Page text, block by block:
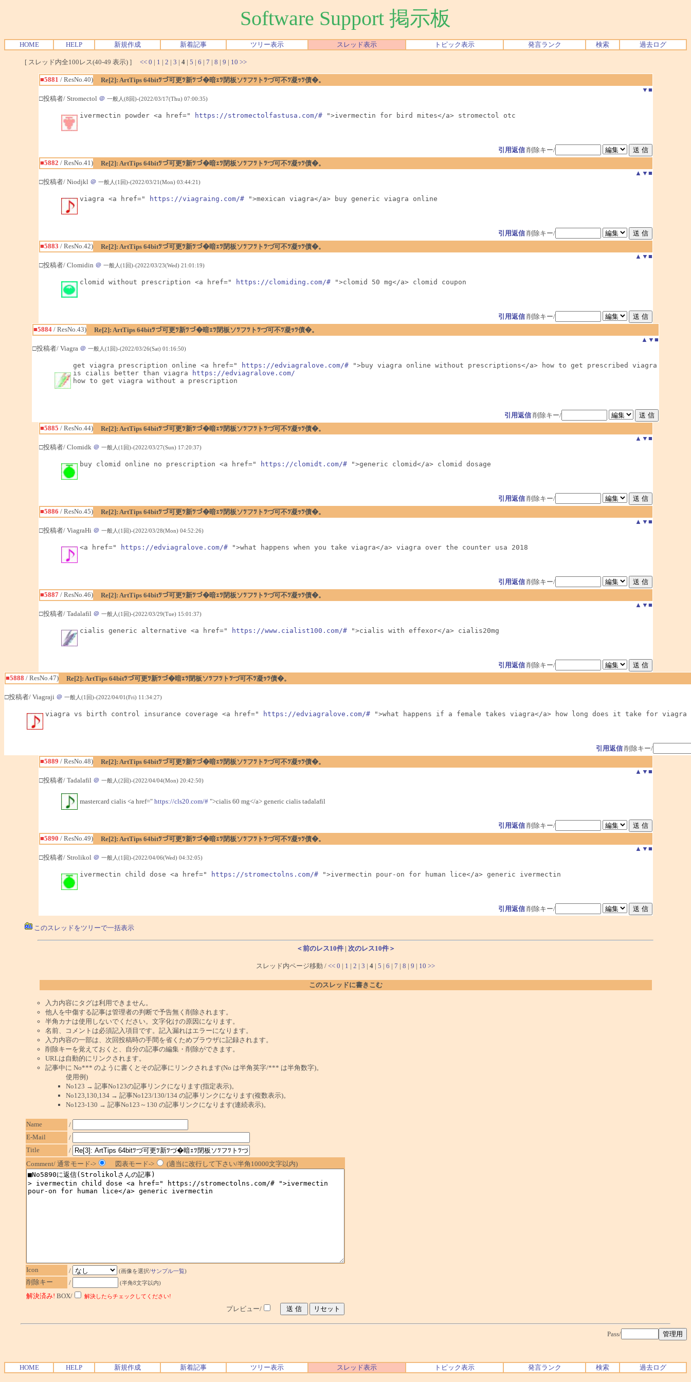
Software Support 掲示板
HOME HELP 新規作成 新着記事 ツリー表示 スレッド表示 トピック表示 発言ランク 検索 過去ログ
[ スレッド内全100レス(40-49 表示) ] << 0 | 1 | 2 | 3 | 4 | 5 | 6 | 7 | 8 | 9 | 10 >>
■5881 / ResNo.40)
Re[2]: ArtTips 64bitﾂづ可更ﾂ新ﾂづ�暗ｪﾂ閉板ソﾂフﾂトﾂづ可不ﾂ凝ｯﾂ債�。
▼ ■
□投稿者/ Stromectol ＠ 一般人(8回)-(2022/03/17(Thu) 07:00:35)
ivermectin powder <a href=" https://stromectolfastusa.com/# ">ivermectin for bird mites</a> stromectol otc
引用返信 削除キー/
■5882 / ResNo.41)
Re[2]: ArtTips 64bitﾂづ可更ﾂ新ﾂづ�暗ｪﾂ閉板ソﾂフﾂトﾂづ可不ﾂ凝ｯﾂ債�。
▲ ▼ ■
□投稿者/ Niodjkl ＠ 一般人(1回)-(2022/03/21(Mon) 03:44:21)
viagra <a href=" https://viagraing.com/# ">mexican viagra</a> buy generic viagra online
引用返信 削除キー/
■5883 / ResNo.42)
Re[2]: ArtTips 64bitﾂづ可更ﾂ新ﾂづ�暗ｪﾂ閉板ソﾂフﾂトﾂづ可不ﾂ凝ｯﾂ債�。
▲ ▼ ■
□投稿者/ Clomidin ＠ 一般人(1回)-(2022/03/23(Wed) 21:01:19)
clomid without prescription <a href=" https://clomiding.com/# ">clomid 50 mg</a> clomid coupon
引用返信 削除キー/
■5884 / ResNo.43)
Re[2]: ArtTips 64bitﾂづ可更ﾂ新ﾂづ�暗ｪﾂ閉板ソﾂフﾂトﾂづ可不ﾂ凝ｯﾂ債�。
▲ ▼ ■
□投稿者/ Viagra ＠ 一般人(1回)-(2022/03/26(Sat) 01:16:50)
get viagra prescription online <a href=" https://edviagralove.com/# ">buy viagra online without prescriptions</a> how to get prescribed viagra
is cialis better than viagra
https://edviagralove.com/
how to get viagra without a prescription
引用返信 削除キー/
■5885 / ResNo.44)
Re[2]: ArtTips 64bitﾂづ可更ﾂ新ﾂづ�暗ｪﾂ閉板ソﾂフﾂトﾂづ可不ﾂ凝ｯﾂ債�。
▲ ▼ ■
□投稿者/ Clomidk ＠ 一般人(1回)-(2022/03/27(Sun) 17:20:37)
buy clomid online no prescription <a href=" https://clomidt.com/# ">generic clomid</a> clomid dosage
引用返信 削除キー/
■5886 / ResNo.45)
Re[2]: ArtTips 64bitﾂづ可更ﾂ新ﾂづ�暗ｪﾂ閉板ソﾂフﾂトﾂづ可不ﾂ凝ｯﾂ債�。
▲ ▼ ■
□投稿者/ ViagraHi ＠ 一般人(1回)-(2022/03/28(Mon) 04:52:26)
<a href=" https://edviagralove.com/# ">what happens when you take viagra</a> viagra over the counter usa 2018
引用返信 削除キー/
■5887/ ResNo.46)
Re[2]: ArtTips 64bitﾂづ可更ﾂ新ﾂづ�暗ｪﾂ閉板ソﾂフﾂトﾂづ可不ﾂ凝ｯﾂ債�。
▲ ▼ ■
□投稿者/ Tadalafil ＠ 一般人(1回)-(2022/03/29(Tue) 15:01:37)
cialis generic alternative <a href=" https://www.cialist100.com/# ">cialis with effexor</a> cialis20mg
引用返信 削除キー/
■5888 / ResNo.47) Re[2]: ArtTips 64bitﾂづ可更ﾂ新ﾂづ�暗ｪﾂ閉板ソﾂフﾂトﾂづ可不ﾂ凝ｯﾂ債�。
□投稿者/ Viagraji ＠ 一般人(1回)-(2022/04/01(Fri) 11:34:27)
viagra vs birth control insurance coverage <a href=" https://edviagralove.com/# ">what happens if a female takes viagra</a> how long does it take for
引用返信 削除キー/
■5889 / ResNo.48)
Re[2]: ArtTips 64bitﾂづ可更ﾂ新ﾂづ�暗ｪﾂ閉板ソﾂフﾂトﾂづ可不ﾂ凝ｯﾂ債�。
▲ ▼ ■
□投稿者/ Tadalafil ＠ 一般人(2回)-(2022/04/04(Mon) 20:42:50)
mastercard cialis <a href=" https://cls20.com/#">cialis 60 mg</a> generic cialis tadalafil
引用返信 削除キー/
■5890 / ResNo.49)
Re[2]: ArtTips 64bitﾂづ可更ﾂ新ﾂづ�暗ｪﾂ閉板ソﾂフﾂトﾂづ可不ﾂ凝ｯﾂ債�。
▲ ▼ ■
□投稿者/ Strolikol ＠ 一般人(1回)-(2022/04/06(Wed) 04:32:05)
ivermectin child dose <a href=" https://stromectolns.com/# ">ivermectin pour-on for human lice</a> generic ivermectin
引用返信 削除キー/
このスレッドをツリーで一括表示
＜前のレス10件| 次のレス10件＞
スレッド内ページ移動 / << 0 | 1 | 2 | 3 | 4 | 5 | 6 | 7 | 8 | 9 | 10 >>
このスレッドに書きこむ
入力内容にタグは利用できません。
他人を中傷する記事は管理者の判断で予告無く削除されます。
半角カナは使用しないでください。文字化けの原因になります。
名前、コメントは必須記入項目です。記入漏れはエラーになります。
入力内容の一部は、次回投稿時の手間を省くためブラウザに記録されます。
削除キーを覚えておくと、自分の記事の編集・削除ができます。
URLは自動的にリンクされます。
記事中に No*** のように書くとその記事にリンクされます(No は半角英字/*** は半角数字)。
使用例)
No123 → 記事No123の記事リンクになります(指定表示)。
No123,130,134 → 記事No123/130/134 の記事リンクになります(複数表示)。
No123-130 → 記事No123～130 の記事リンクになります(連続表示)。
Name
/
E-Mail
/
Title
/
Comment/ 通常モード->
図表モード-> (適当に改行して下さい/半角10000文字以内)
Icon / (画像を選択/サンプル一覧)
削除キー / (半角8文字以内)
解決済み! BOX/ 解決したらチェックしてください!
プレビュー/
Pass/
HOME HELP 新規作成 新着記事 ツリー表示 スレッド表示 トピック表示 発言ランク 検索 過去ログ